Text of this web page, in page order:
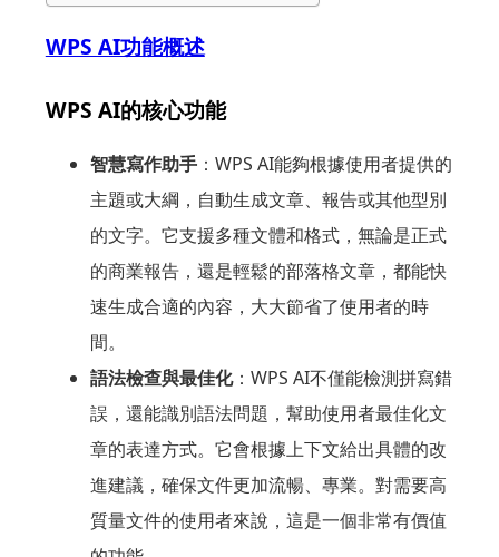
WPS AI功能概述
WPS AI的核心功能
智慧寫作助手：WPS AI能夠根據使用者提供的
主題或大綱，自動生成文章、報告或其他型別
的文字。它支援多種文體和格式，無論是正式
的商業報告，還是輕鬆的部落格文章，都能快
速生成合適的內容，大大節省了使用者的時
間。
語法檢查與最佳化：WPS AI不僅能檢測拼寫錯
誤，還能識別語法問題，幫助使用者最佳化文
章的表達方式。它會根據上下文給出具體的改
進建議，確保文件更加流暢、專業。對需要高
質量文件的使用者來說，這是一個非常有價值